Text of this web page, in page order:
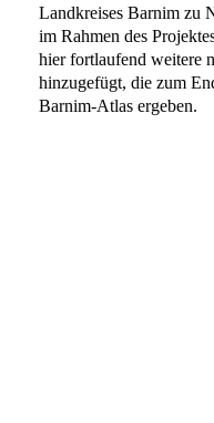
Landkreises Barnim zu
im Rahmen des
hier fortlaufend weitere
hinzugefügt, die zum
Barnim-Atlas ergeben.